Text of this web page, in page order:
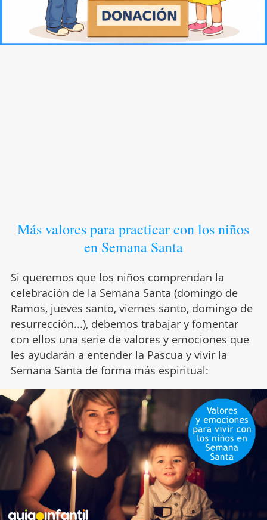
Más valores para practicar con los niños
en Semana Santa
Si queremos que los niños comprendan la
celebración de la Semana Santa (domingo de
Ramos, jueves santo, viernes santo, domingo de
resurrección...), debemos trabajar y fomentar
con ellos una serie de valores y emociones que
les ayudarán a entender la Pascua y vivir la
Semana Santa de forma más espiritual: